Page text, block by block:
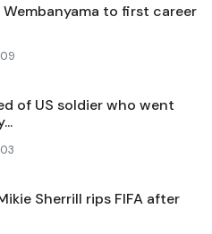
to first career
of US soldier who went
Sherrill rips FIFA after